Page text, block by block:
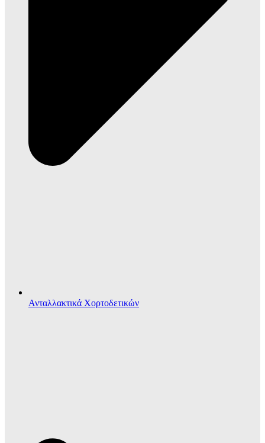
Ανταλλακτικά Χορτοδετικών